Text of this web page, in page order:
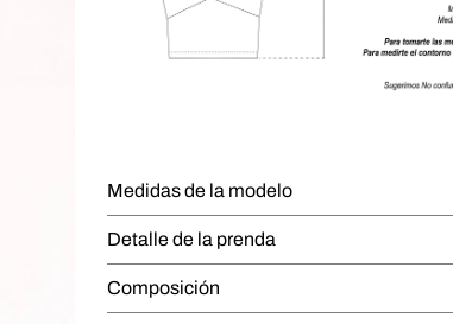
Medidas de la modelo
Detalle de la prenda
Composición